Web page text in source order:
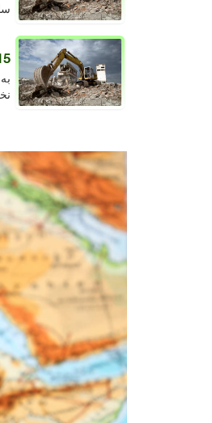
15 میلیون کیلوگرم نخاله
نخاله در